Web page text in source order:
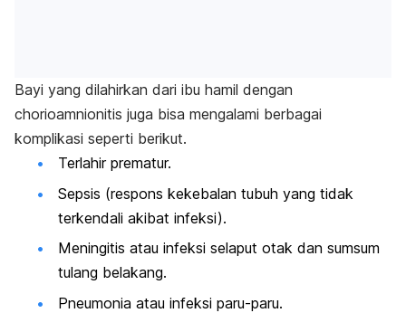
Bayi yang dilahirkan dari ibu hamil dengan
chorioamnionitis juga bisa mengalami berbagai
komplikasi seperti berikut.
Terlahir prematur.
Sepsis (respons kekebalan tubuh yang tidak
terkendali akibat infeksi).
Meningitis atau infeksi selaput otak dan sumsum
tulang belakang.
Pneumonia atau infeksi paru-paru.